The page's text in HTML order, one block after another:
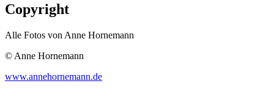
Copyright
Alle Fotos von Anne Hornemann
© Anne Hornemann
www.annehornemann.de